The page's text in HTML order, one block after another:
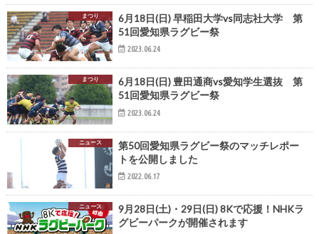
まつり
6月18日(日) 早稲田大学vs同志社大学 第
51回愛知県ラグビー祭
2023.06.24
まつり
6月18日(日) 豊田通商vs愛知学生選抜 第
51回愛知県ラグビー祭
2023.06.24
ニュース
第50回愛知県ラグビー祭のマッチレポー
トを公開しました
2022.06.17
ニュース
9月28日(土)・29日(日) 8Kで応援！NHKラ
グビーパークが開催されます